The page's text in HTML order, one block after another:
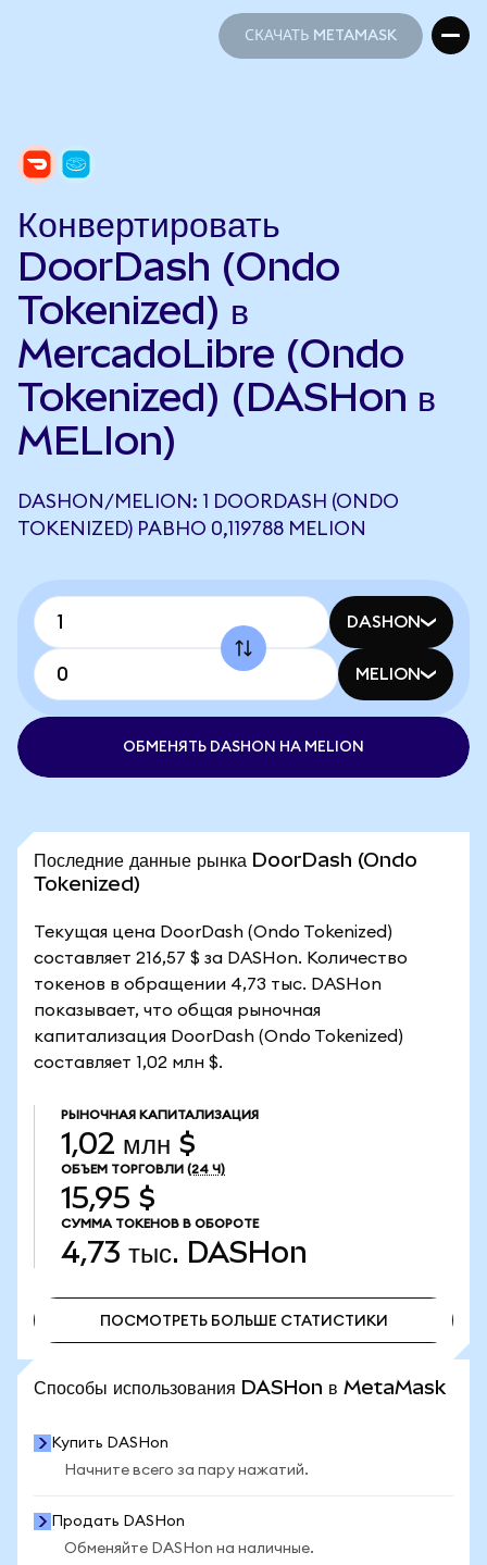
СКАЧАТЬ METAMASK
Конвертировать
DoorDash (Ondo
Tokenized) в
MercadoLibre (Ondo
Tokenized) (DASHon в
MELIon)
DASHON/MELION: 1 DOORDASH (ONDO
TOKENIZED) РАВНО 0,119788 MELION
DASHON
MELION
ОБМЕНЯТЬ DASHON НА MELION
Последние данные рынка DoorDash (Ondo
Tokenized)
Текущая цена DoorDash (Ondo Tokenized)
составляет 216,57 $ за DASHon. Количество
токенов в обращении 4,73 тыс. DASHon
показывает, что общая рыночная
капитализация DoorDash (Ondo Tokenized)
составляет 1,02 млн $.
РЫНОЧНАЯ КАПИТАЛИЗАЦИЯ
1,02 млн $
ОБЪЕМ ТОРГОВЛИ (24 Ч)
15,95 $
СУММА ТОКЕНОВ В ОБОРОТЕ
4,73 тыс. DASHon
ПОСМОТРЕТЬ БОЛЬШЕ СТАТИСТИКИ
Способы использования DASHon в MetaMask
Купить DASHon
Начните всего за пару нажатий.
Продать DASHon
Обменяйте DASHon на наличные.